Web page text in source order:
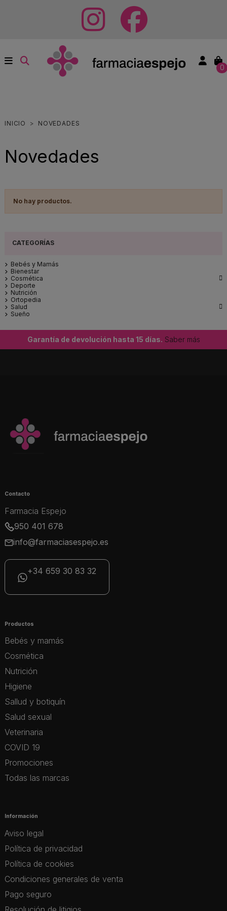
0
INICIO NOVEDADES
Novedades
No hay productos.
Bebés y Mamás
Bienestar
Cosmética

Deporte
Nutrición
Ortopedia
Salud

Sueño
Garantía de devolución hasta 15 días. Saber más
Contacto
Farmacia Espejo
950 401 678
info@farmaciasespejo.es
+34 659 30 83 32
Productos
Bebés y mamás
Cosmética
Nutrición
Higiene
Sallud y botiquín
Salud sexual
Veterinaria
COVID 19
Promociones
Todas las marcas
Información
Aviso legal
Política de privacidad
Política de cookies
Condiciones generales de venta
Pago seguro